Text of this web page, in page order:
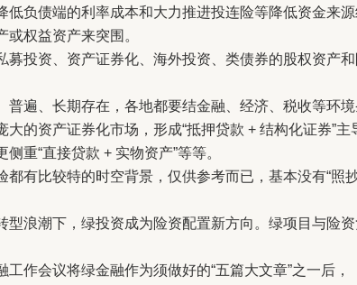
低负债端的利率成本和大力推进投连险等降低资金来
权益资产来突围。
投资、资产证券化、海外投资、类债券的股权资产和
遍、长期存在，各地都要结金融、经济、税收等环境
大的资产证券化市场，形成“抵押贷款 + 结构化证券”主
重“直接贷款 + 实物资产”等等。
比较特的时空背景，仅供参考而已，基本没有“照抄
浪潮下，绿投资成为险资配置新方向。绿项目与险资
会议将绿金融作为须做好的“五篇大文章”之一后，